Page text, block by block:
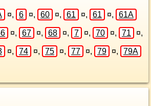
¤, 6 ¤, 60 ¤, 61 ¤, 61 ¤, 61A
¤, 67 ¤, 68 ¤, 7 ¤, 70 ¤, 71 ¤,
¤, 74 ¤, 75 ¤, 77 ¤, 79 ¤, 79A